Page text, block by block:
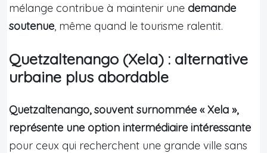
mélange contribue à maintenir une demande
soutenue, même quand le tourisme ralentit.
Quetzaltenango (Xela) : alternative
urbaine plus abordable
Quetzaltenango, souvent surnommée « Xela »,
représente une option intermédiaire intéressante
pour ceux qui recherchent une grande ville sans